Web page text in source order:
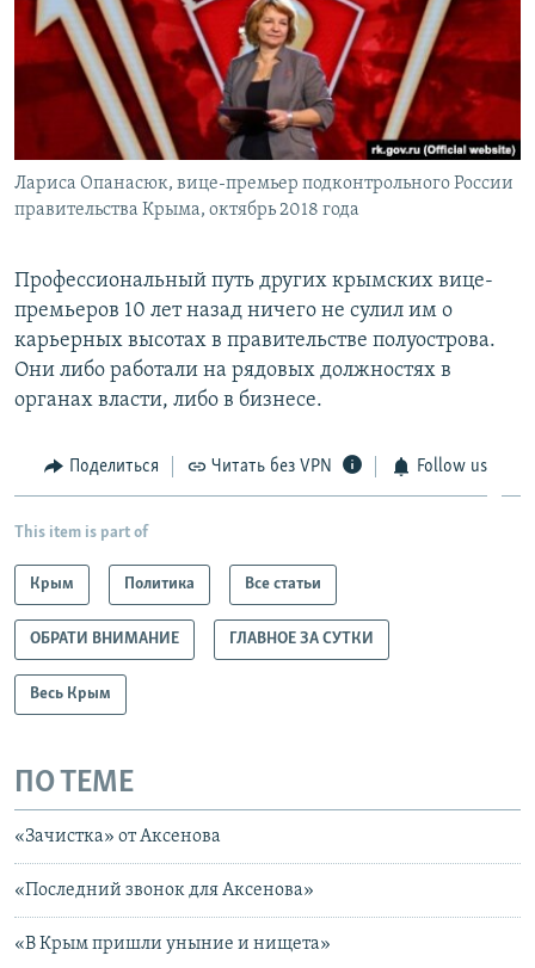
Лариса Опанасюк, вице-премьер подконтрольного России
правительства Крыма, октябрь 2018 года
Профессиональный путь других крымских вице-
премьеров 10 лет назад ничего не сулил им о
карьерных высотах в правительстве полуострова.
Они либо работали на рядовых должностях в
органах власти, либо в бизнесе.
Поделиться Читать без VPN Follow us
This item is part of
Крым Политика Все статьи
ОБРАТИ ВНИМАНИЕ ГЛАВНОЕ ЗА СУТКИ
Весь Крым
ПО ТЕМЕ
«Зачистка» от Аксенова
«Последний звонок для Аксенова»
«В Крым пришли уныние и нищета»